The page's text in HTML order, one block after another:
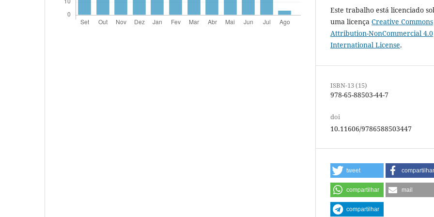
Este trabalho está licenciado
uma licença Creative Commons
Attribution-NonCommercial 4.0
International License.
ISBN-13 (15)
978-65-88503-44-7
doi
10.11606/9786588503447
tweet
compartilhar mail
compartilhar